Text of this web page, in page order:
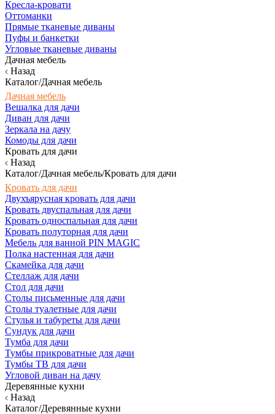
Кресла-кровати
Оттоманки
Прямые тканевые диваны
Пуфы и банкетки
Угловые тканевые диваны
Дачная мебель
Назад
Каталог/Дачная мебель
Дачная мебель
Вешалка для дачи
Диван для дачи
Зеркала на дачу
Комоды для дачи
Кровать для дачи
Назад
Каталог/Дачная мебель/Кровать для дачи
Кровать для дачи
Двухъярусная кровать для дачи
Кровать двуспальная для дачи
Кровать односпальная для дачи
Кровать полуторная для дачи
Мебель для ванной PIN MAGIC
Полка настенная для дачи
Скамейка для дачи
Стеллаж для дачи
Стол для дачи
Столы письменные для дачи
Столы туалетные для дачи
Стулья и табуреты для дачи
Сундук для дачи
Тумба для дачи
Тумбы прикроватные для дачи
Тумбы ТВ для дачи
Угловой диван на дачу
Деревянные кухни
Назад
Каталог/Деревянные кухни